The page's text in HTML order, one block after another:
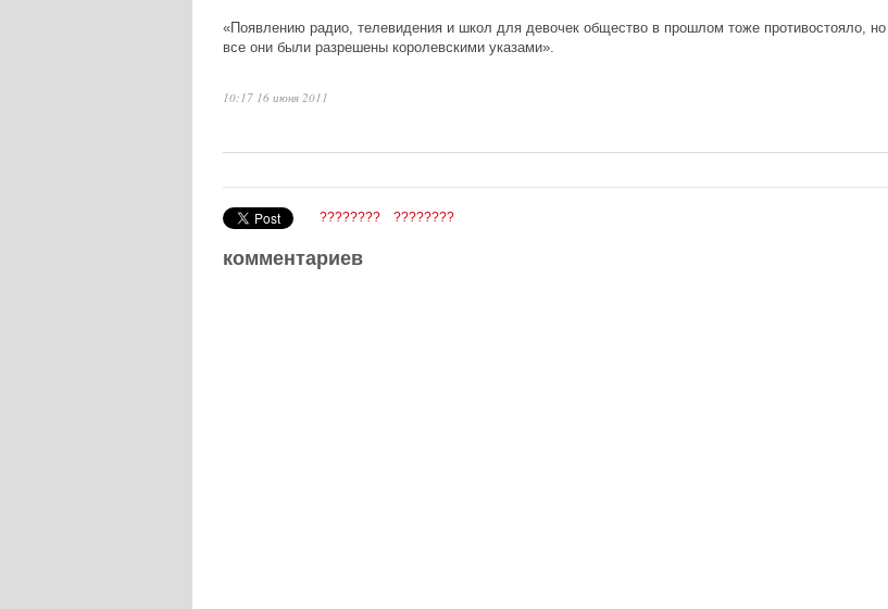
«Появлению радио, телевидения и школ для девочек общество в прошлом тоже противостояло, но
все они были разрешены королевскими указами».
10:17 16 июня 2011
???????? ????????
комментариев